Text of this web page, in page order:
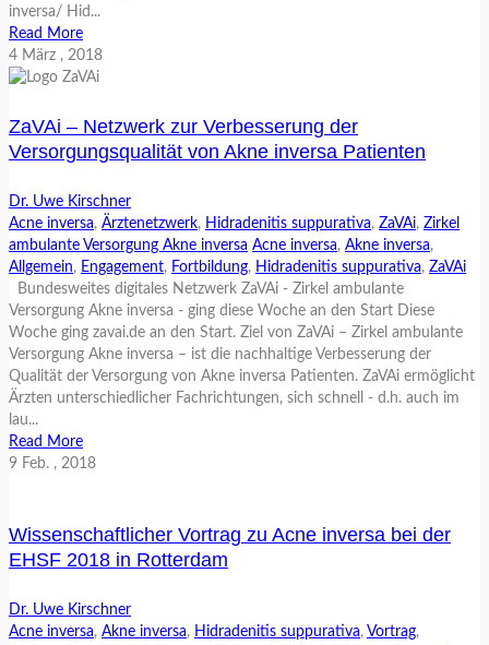
inversa/ Hid...
Read More
4 März , 2018
ZaVAi – Netzwerk zur Verbesserung der
Versorgungsqualität von Akne inversa Patienten
Dr. Uwe Kirschner
Acne inversa, Ärztenetzwerk, Hidradenitis suppurativa, ZaVAi, Zirkel
ambulante Versorgung Akne inversa Acne inversa, Akne inversa,
Allgemein, Engagement, Fortbildung, Hidradenitis suppurativa, ZaVAi
Bundesweites digitales Netzwerk ZaVAi - Zirkel ambulante
Versorgung Akne inversa - ging diese Woche an den Start Diese
Woche ging zavai.de an den Start. Ziel von ZaVAi – Zirkel ambulante
Versorgung Akne inversa – ist die nachhaltige Verbesserung der
Qualität der Versorgung von Akne inversa Patienten. ZaVAi ermöglicht
Ärzten unterschiedlicher Fachrichtungen, sich schnell - d.h. auch im
lau...
Read More
9 Feb. , 2018
Wissenschaftlicher Vortrag zu Acne inversa bei der
EHSF 2018 in Rotterdam
Dr. Uwe Kirschner
Acne inversa, Akne inversa, Hidradenitis suppurativa, Vortrag,